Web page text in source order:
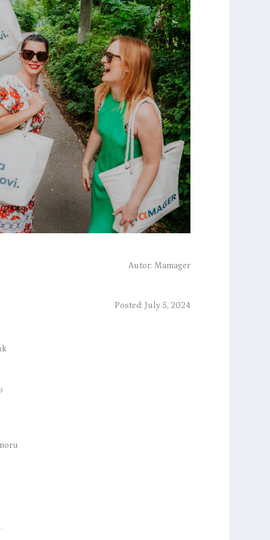
Autor: Mamager
Posted: July 5, 2024